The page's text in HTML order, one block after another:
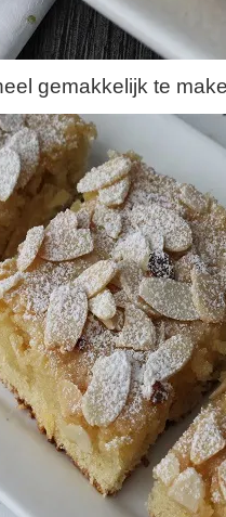
gemakkelijk te